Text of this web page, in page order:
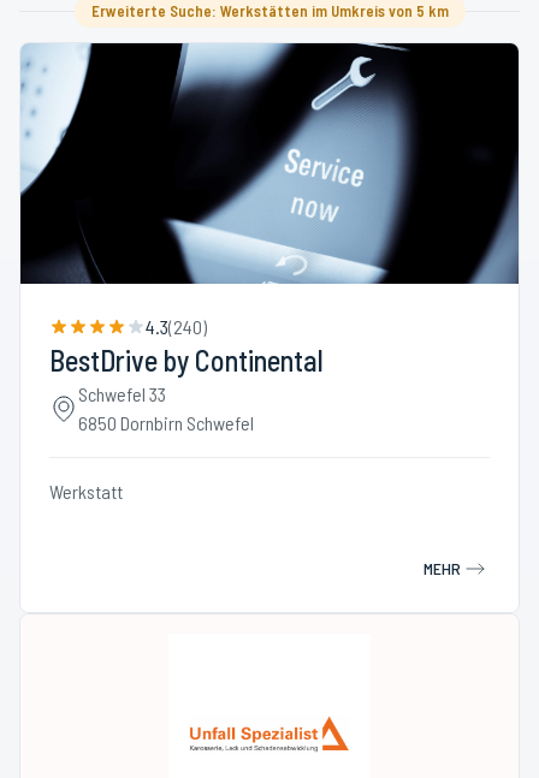
Erweiterte Suche: Werkstätten im Umkreis von 5 km
4.3(240)
BestDrive by Continental
Schwefel 33
6850 Dornbirn Schwefel
Werkstatt
MEHR